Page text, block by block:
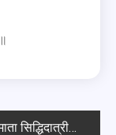
सिद्धिदात्री स्तोत्र